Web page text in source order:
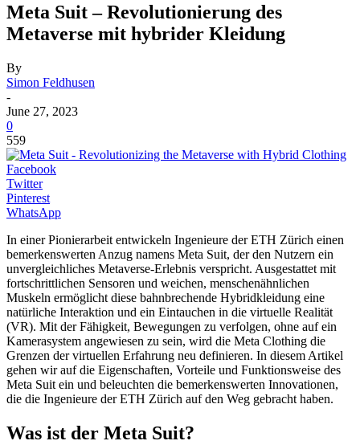
Meta Suit – Revolutionierung des
Metaverse mit hybrider Kleidung
By
Simon Feldhusen
-
June 27, 2023
0
559
Facebook
Twitter
Pinterest
WhatsApp
In einer Pionierarbeit entwickeln Ingenieure der ETH Zürich einen
bemerkenswerten Anzug namens Meta Suit, der den Nutzern ein
unvergleichliches Metaverse-Erlebnis verspricht. Ausgestattet mit
fortschrittlichen Sensoren und weichen, menschenähnlichen
Muskeln ermöglicht diese bahnbrechende Hybridkleidung eine
natürliche Interaktion und ein Eintauchen in die virtuelle Realität
(VR). Mit der Fähigkeit, Bewegungen zu verfolgen, ohne auf ein
Kamerasystem angewiesen zu sein, wird die Meta Clothing die
Grenzen der virtuellen Erfahrung neu definieren. In diesem Artikel
gehen wir auf die Eigenschaften, Vorteile und Funktionsweise des
Meta Suit ein und beleuchten die bemerkenswerten Innovationen,
die die Ingenieure der ETH Zürich auf den Weg gebracht haben.
Was ist der Meta Suit?